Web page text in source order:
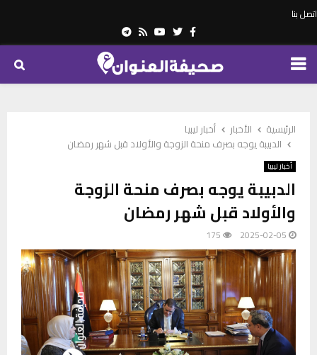
اتصل بنا
Facebook
Twitter
Youtube
Rss
Telegram
PRIMARY
الرئيسية الأخبار
أخبار ليبيا
الدبيبة يوجه بصرف منحة الزوجة والأولاد قبل شهر رمضان
أخبار ليبيا
الدبيبة يوجه بصرف منحة الزوجة
والأولاد قبل شهر رمضان
2025-02-05
175